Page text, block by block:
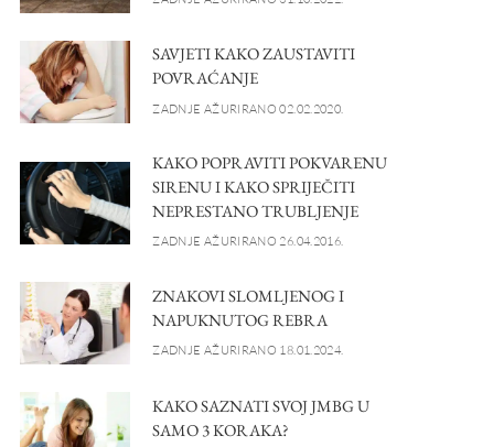
SAVJETI KAKO ZAUSTAVITI
POVRAĆANJE
ZADNJE AŽURIRANO 02.02.2020.
KAKO POPRAVITI POKVARENU
SIRENU I KAKO SPRIJEČITI
NEPRESTANO TRUBLJENJE
ZADNJE AŽURIRANO 26.04.2016.
ZNAKOVI SLOMLJENOG I
NAPUKNUTOG REBRA
ZADNJE AŽURIRANO 18.01.2024.
KAKO SAZNATI SVOJ JMBG U
SAMO 3 KORAKA?